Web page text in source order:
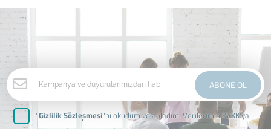
ABONE OL
"Gizlilik Sözleşmesi"ni okudum ve anladım. Verilerimin KVKK'ya